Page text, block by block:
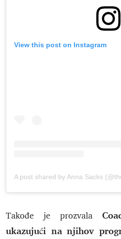
View this post on Instagram
A post shared by Anna Sacks
Takođe je prozvala
ukazujući na njihov